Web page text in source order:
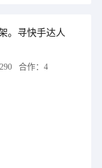
。寻快手达人
290 合作： 4